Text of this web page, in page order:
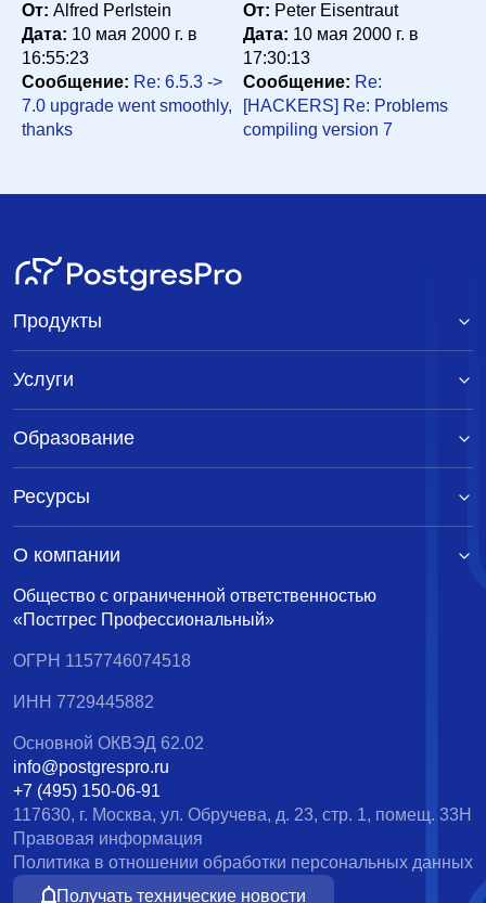
От: Alfred Perlstein
Дата: 10 мая 2000 г. в
16:55:23
Сообщение: Re: 6.5.3 ->
7.0 upgrade went smoothly,
thanks
От: Peter Eisentraut
Дата: 10 мая 2000 г. в
17:30:13
Сообщение: Re:
[HACKERS] Re: Problems
compiling version 7
Общество с ограниченной ответственностью
«Постгрес Профессиональный»
ОГРН 1157746074518
ИНН 7729445882
Основной ОКВЭД 62.02
info@postgrespro.ru
+7 (495) 150-06-91
117630, г. Москва, ул. Обручева, д. 23, стр. 1, помещ. 33Н
Правовая информация
Политика в отношении обработки персональных данных
Получать технические новости
Продукты
Услуги
Образование
Ресурсы
О компании